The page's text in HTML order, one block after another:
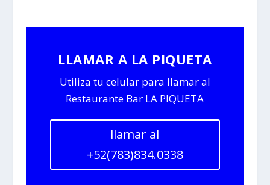
LLAMAR A LA PIQUETA
Utiliza tu celular para llamar al
Restaurante Bar LA PIQUETA
llamar al
+52(783)834.0338